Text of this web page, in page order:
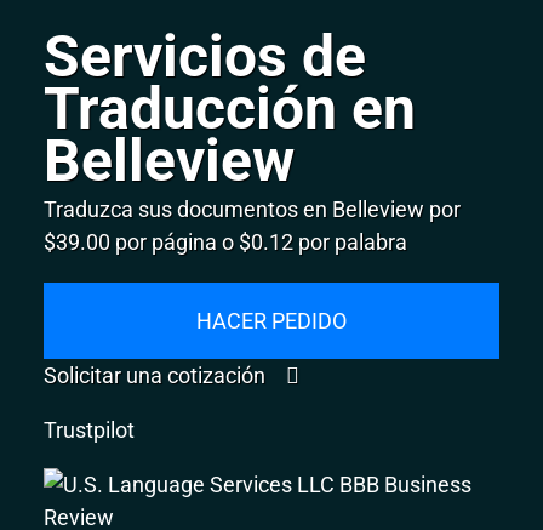
Servicios de
Traducción en
Belleview
Traduzca sus documentos en Belleview por
$39.00 por página o $0.12 por palabra
HACER PEDIDO
Solicitar una cotización
Trustpilot